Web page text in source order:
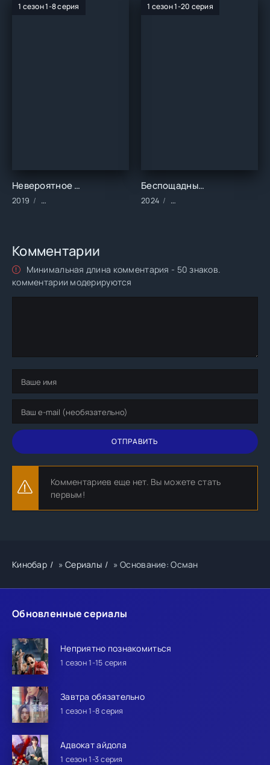
Обновленные сериалы
Неприятно познакомиться
1 сезон 1-15 серия
Завтра обязательно
1 сезон 1-8 серия
Адвокат айдола
1 сезон 1-3 серия
1 сезон 1-8 серия
Невероятное (1 сезон)
2019 Сериалы/2019 год/Зарубежные/Детективы/Драма/Криминал
1 сезон 1-20 серия
Беспощадный (1 сезон)
2024 Сериалы/2024 год/
Комментарии
Минимальная длина комментария - 50 знаков.
комментарии модерируются
ОТПРАВИТЬ
Комментариев еще нет. Вы можете стать
первым!
Кинобар »Сериалы » Основание: Осман